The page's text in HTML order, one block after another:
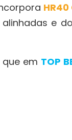
HR40
e
em TOP